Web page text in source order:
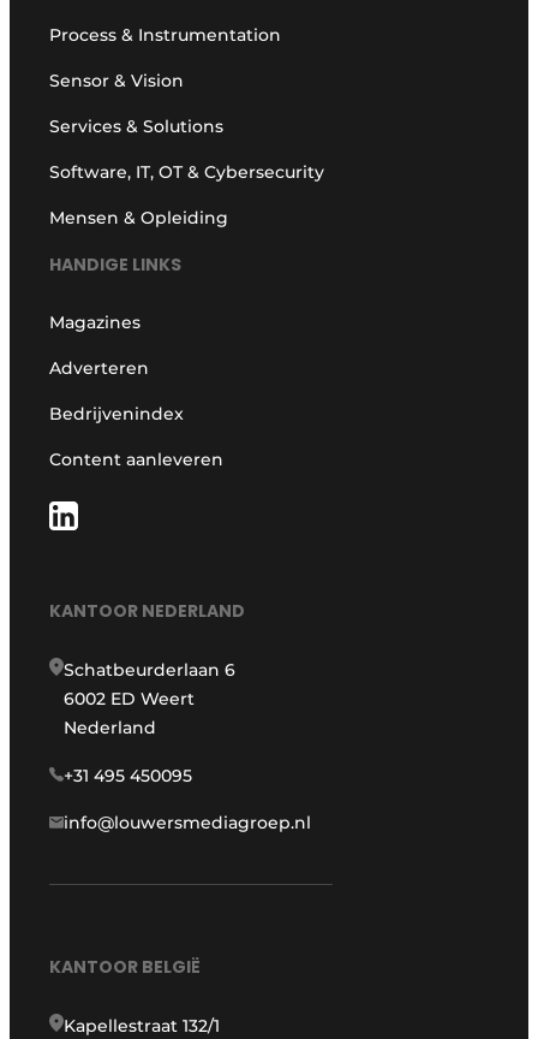
Process & Instrumentation
Sensor & Vision
Services & Solutions
Software, IT, OT & Cybersecurity
Mensen & Opleiding
HANDIGE LINKS
Magazines
Adverteren
Bedrijvenindex
Content aanleveren
KANTOOR NEDERLAND
Schatbeurderlaan 6
6002 ED Weert
Nederland
+31 495 450095
info@louwersmediagroep.nl
KANTOOR BELGIË
Kapellestraat 132/1